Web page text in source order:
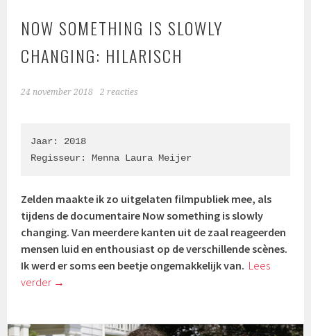
NOW SOMETHING IS SLOWLY
CHANGING: HILARISCH
24 november 2018 2 reacties
Jaar: 2018
Regisseur: Menna Laura Meijer
Zelden maakte ik zo uitgelaten filmpubliek mee, als
tijdens de documentaire Now something is slowly
changing. Van meerdere kanten uit de zaal reageerden
mensen luid en enthousiast op de verschillende scènes.
Ik werd er soms een beetje ongemakkelijk van. Lees
verder →